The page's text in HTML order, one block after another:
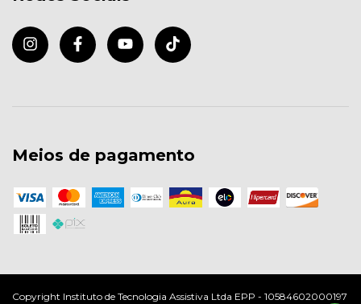
Meios de pagamento
Copyright Instituto de Tecnologia Assistiva Ltda EPP - 10584602000197